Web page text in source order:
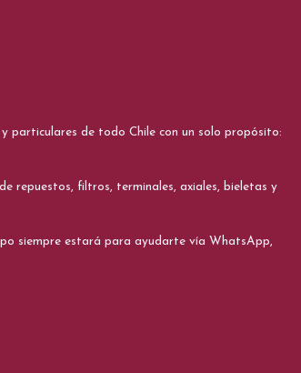
particulares de todo Chile con un solo propósito:
repuestos, filtros, terminales, axiales, bieletas y
siempre estará para ayudarte vía WhatsApp,